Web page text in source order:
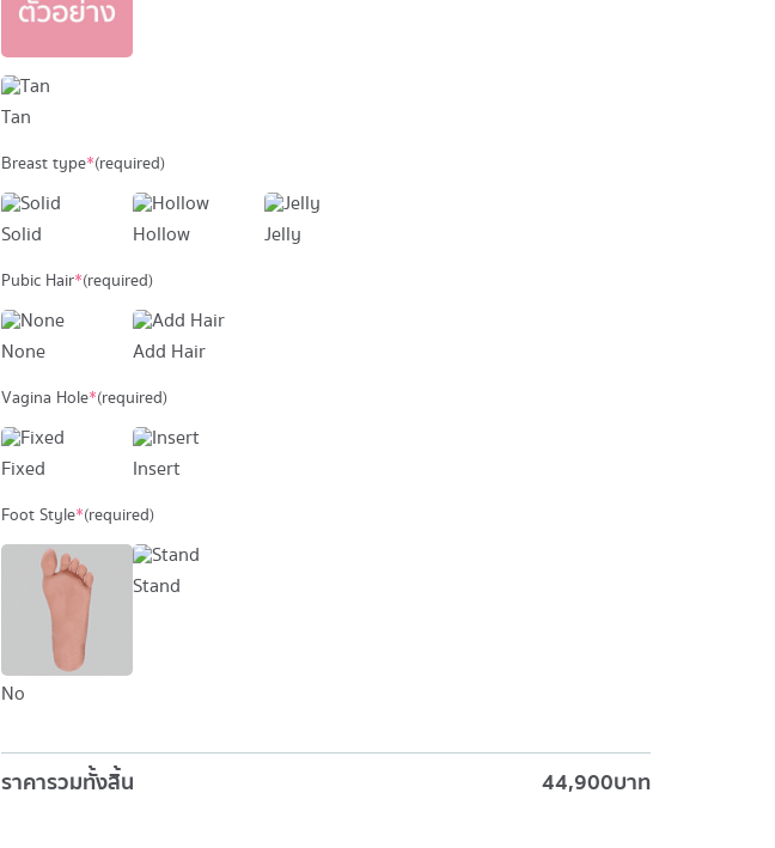
Tan
Breast type*(required)
Solid Hollow Jelly
Pubic Hair*(required)
None Add Hair
Vagina Hole*(required)
Fixed Insert
Foot Style*(required)
No
Stand
ราคารวมทั้งสิ้น 44,900บาท